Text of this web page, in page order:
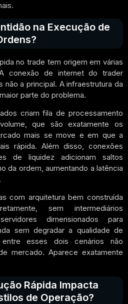
na Execução de
no trade tem origem em várias
conexão de internet do trader
não a principal. A infraestrutura da
parte do problema.
criam fila de processamento
que são exatamente os
mais se move e em que a
rápida. Além disso, conexões
de liquidez adicionam saltos
da ordem, aumentando a latência
com arquitetura bem construída
sem intermediários
dimensionados para
sem degradar a qualidade de
esses dois cenários não
mercado. Aparece exatamente
Rápida Impacta
de Operação?